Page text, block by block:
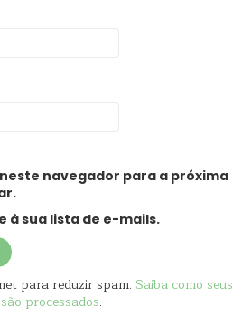
navegador para a próxima
à sua lista de e-mails.
para reduzir spam. Saiba como seus
processados.